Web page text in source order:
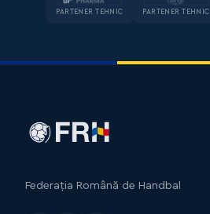
PARTENER TEHNIC PARTENER TEHNIC
Federația Română de Handbal